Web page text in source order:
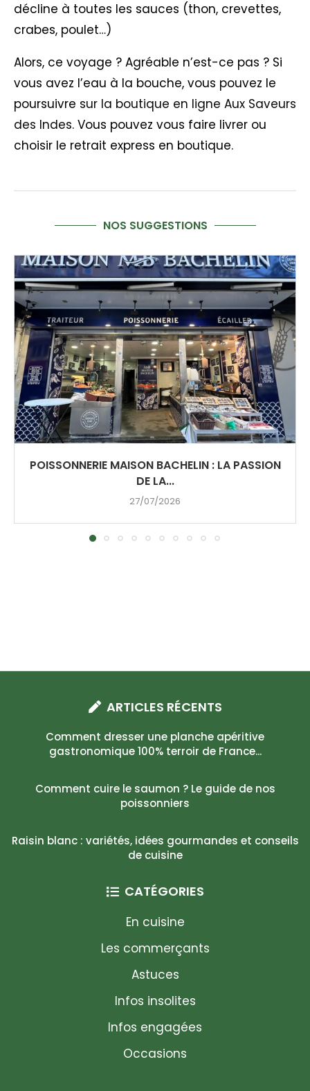
décline à toutes les sauces (thon, crevettes,
crabes, poulet…)
Alors, ce voyage ? Agréable n’est-ce pas ? Si
vous avez l’eau à la bouche, vous pouvez le
poursuivre sur la boutique en ligne Aux Saveurs
des Indes. Vous pouvez vous faire livrer ou
choisir le retrait express en boutique.
NOS SUGGESTIONS
POISSONNERIE MAISON BACHELIN : LA PASSION
DE LA...
27/07/2026
ARTICLES RÉCENTS
Comment dresser une planche apéritive
gastronomique 100% terroir de France...
Comment cuire le saumon ? Le guide de nos
poissonniers
Raisin blanc : variétés, idées gourmandes et conseils
de cuisine
CATÉGORIES
En cuisine
Les commerçants
Astuces
Infos insolites
Infos engagées
Occasions